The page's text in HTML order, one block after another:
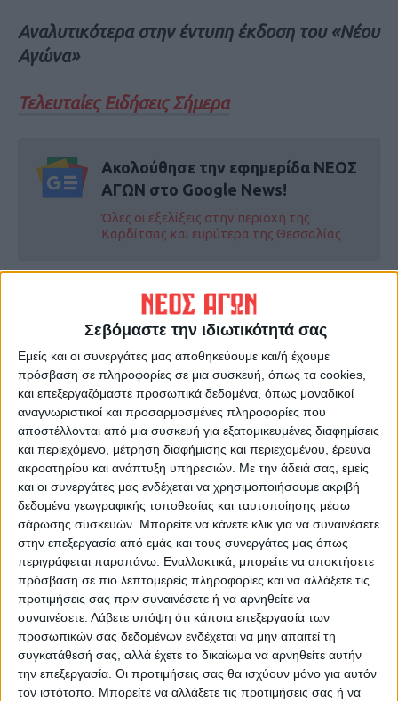
Σεβόμαστε την ιδιωτικότητά σας
Εμείς και οι συνεργάτες μας αποθηκεύουμε και/ή έχουμε
πρόσβαση σε πληροφορίες σε μια συσκευή, όπως τα cookies,
και επεξεργαζόμαστε προσωπικά δεδομένα, όπως μοναδικοί
αναγνωριστικοί και προσαρμοσμένες πληροφορίες που
αποστέλλονται από μια συσκευή για εξατομικευμένες διαφημίσεις
και περιεχόμενο, μέτρηση διαφήμισης και περιεχομένου, έρευνα
ακροατηρίου και ανάπτυξη υπηρεσιών. Με την άδειά σας, εμείς
και οι συνεργάτες μας ενδέχεται να χρησιμοποιήσουμε ακριβή
δεδομένα γεωγραφικής τοποθεσίας και ταυτοποίησης μέσω
σάρωσης συσκευών. Μπορείτε να κάνετε κλικ για να συναινέσετε
στην επεξεργασία από εμάς και τους συνεργάτες μας όπως
περιγράφεται παραπάνω. Εναλλακτικά, μπορείτε να αποκτήσετε
πρόσβαση σε πιο λεπτομερείς πληροφορίες και να αλλάξετε τις
προτιμήσεις σας πριν συναινέσετε ή να αρνηθείτε να
συναινέσετε. Λάβετε υπόψη ότι κάποια επεξεργασία των
προσωπικών σας δεδομένων ενδέχεται να μην απαιτεί τη
συγκατάθεσή σας, αλλά έχετε το δικαίωμα να αρνηθείτε αυτήν
την επεξεργασία. Οι προτιμήσεις σας θα ισχύουν μόνο για αυτόν
τον ιστότοπο. Μπορείτε να αλλάξετε τις προτιμήσεις σας ή να
Αναλυτικότερα στην έντυπη έκδοση του «Νέου
Αγώνα»
Τελευταίες Ειδήσεις Σήμερα
Ακολούθησε την εφημερίδα ΝΕΟΣ
ΑΓΩΝ στο Google News!
Όλες οι εξελίξεις στην περιοχή της
Καρδίτσας και ευρύτερα της Θεσσαλίας
ΠΡΟΗΓΟΥΜΕΝΟ ΑΡΘΡΟ
Πέντε νέα κρούσματα στην
Καρδίτσα ανακοίνωσε το
Συντονιστικό της
Περιφέρειας
ΝΕΟΣ ΑΓΩΝ
https://neosagon.gr
Η Αρχαιότερη Καθημερινή Πρωινή Εφημερίδα της Καρδίτσας